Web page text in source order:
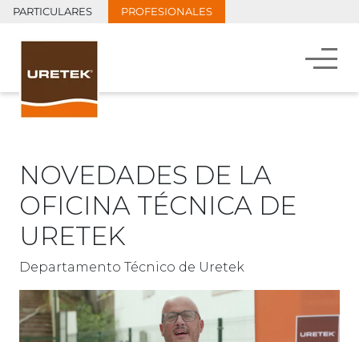
PARTICULARES PROFESIONALES
NOVEDADES DE LA
OFICINA TÉCNICA DE
URETEK
Departamento Técnico de Uretek